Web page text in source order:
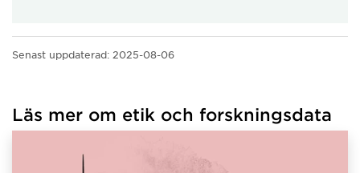
Senast uppdaterad: 2025-08-06
Läs mer om etik och forskningsdata